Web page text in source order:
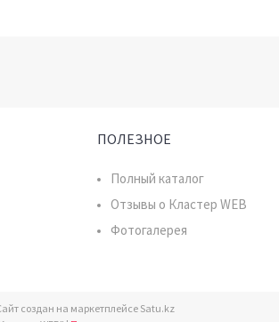
ПОЛЕЗНОЕ
Полный каталог
Отзывы о Кластер WEB
Фотогалерея
создан на маркетплейсе Satu.kz